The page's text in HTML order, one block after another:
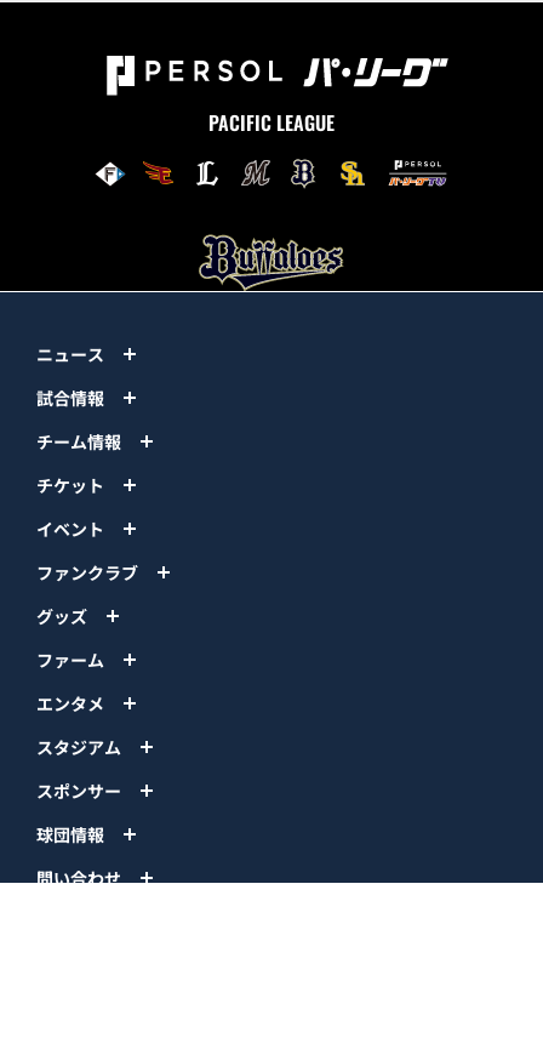
PACIFIC LEAGUE
ニュース
試合情報
チーム情報
チケット
イベント
ファンクラブ
グッズ
ファーム
エンタメ
スタジアム
スポンサー
球団情報
問い合わせ